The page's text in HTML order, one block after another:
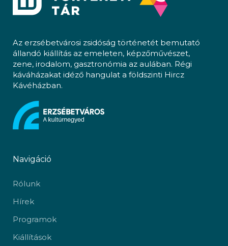
Az erzsébetvárosi zsidóság történetét bemutató
állandó kiállítás az emeleten, képzőművészet,
zene, irodalom, gasztronómia az aulában. Régi
káváházakat idéző hangulat a földszinti Hircz
Kávéházban.
Navigáció
Rólunk
Hírek
Programok
Kiállítások